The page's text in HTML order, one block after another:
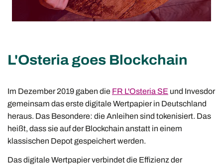
L'Osteria goes Blockchain
Im Dezember 2019 gaben die FR L'Osteria SE und Invesdor
gemeinsam das erste digitale Wertpapier in Deutschland
heraus. Das Besondere: die Anleihen sind tokenisiert. Das
heißt, dass sie auf der Blockchain anstatt in einem
klassischen Depot gespeichert werden.
Das digitale Wertpapier verbindet die Effizienz der